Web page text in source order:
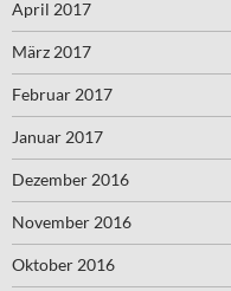
April 2017
März 2017
Februar 2017
Januar 2017
Dezember 2016
November 2016
Oktober 2016